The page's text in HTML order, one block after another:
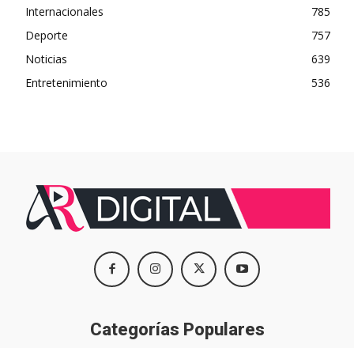
Internacionales
785
Deporte
757
Noticias
639
Entretenimiento
536
Categorías Populares